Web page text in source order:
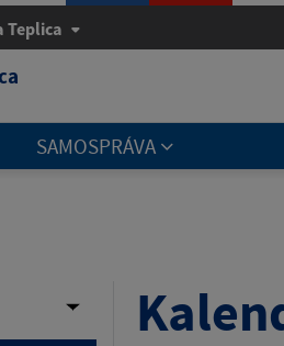
Teplica
SAMOSPRÁVA